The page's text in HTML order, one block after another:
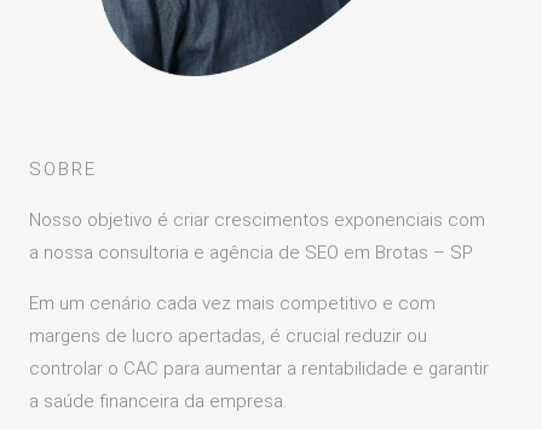
SOBRE
Nosso objetivo é criar crescimentos exponenciais com
a nossa consultoria e agência de SEO em Brotas – SP
Em um cenário cada vez mais competitivo e com
margens de lucro apertadas, é crucial reduzir ou
controlar o CAC para aumentar a rentabilidade e garantir
a saúde financeira da empresa.